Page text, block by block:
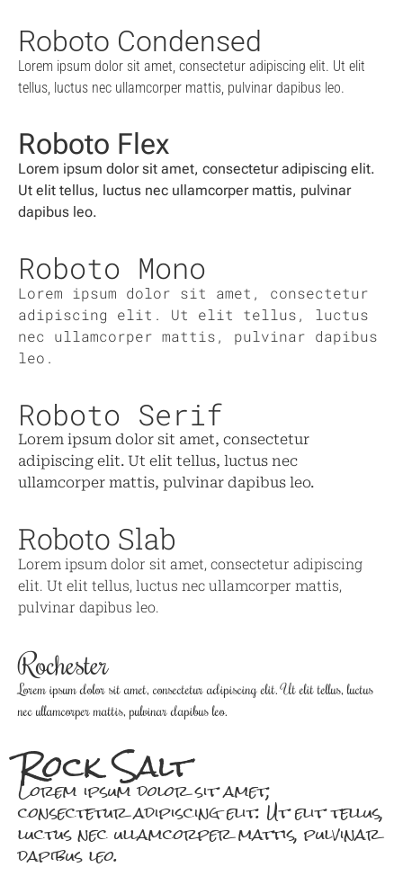
Roboto Condensed
Lorem ipsum dolor sit amet, consectetur adipiscing elit. Ut elit
tellus, luctus nec ullamcorper mattis, pulvinar dapibus leo.
Roboto Flex
Lorem ipsum dolor sit amet, consectetur adipiscing elit.
Ut elit tellus, luctus nec ullamcorper mattis, pulvinar
dapibus leo.
Roboto Mono
Lorem ipsum dolor sit amet, consectetur
adipiscing elit. Ut elit tellus, luctus
nec ullamcorper mattis, pulvinar dapibus
leo.
Roboto Serif
Lorem ipsum dolor sit amet, consectetur
adipiscing elit. Ut elit tellus, luctus nec
ullamcorper mattis, pulvinar dapibus leo.
Roboto Slab
Lorem ipsum dolor sit amet, consectetur adipiscing
elit. Ut elit tellus, luctus nec ullamcorper mattis,
pulvinar dapibus leo.
Rochester
Lorem ipsum dolor sit amet, consectetur adipiscing elit. Ut elit tellus, luctus
nec ullamcorper mattis, pulvinar dapibus leo.
Rock Salt
Lorem ipsum dolor sit amet,
consectetur adipiscing elit. Ut elit tellus,
luctus nec ullamcorper mattis, pulvinar
dapibus leo.